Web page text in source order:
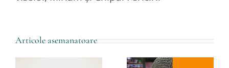
Articole asemanatoare
ce
Amazing